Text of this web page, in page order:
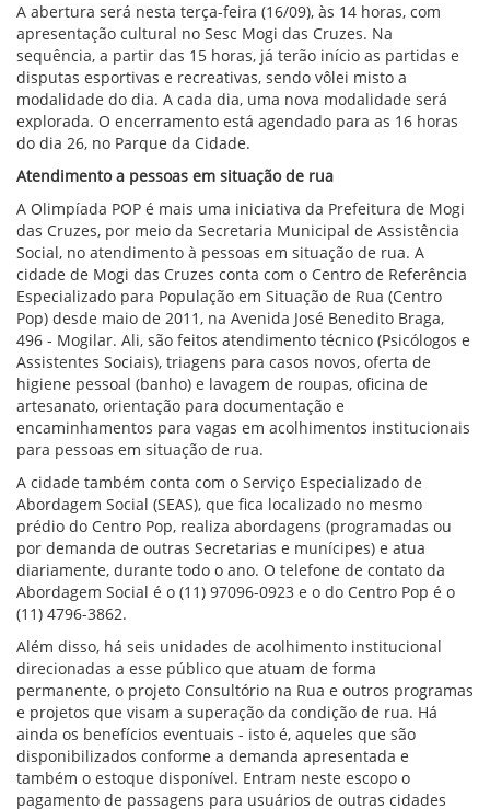
A abertura será nesta terça-feira (16/09), às 14 horas, com
apresentação cultural no Sesc Mogi das Cruzes. Na
sequência, a partir das 15 horas, já terão início as partidas e
disputas esportivas e recreativas, sendo vôlei misto a
modalidade do dia. A cada dia, uma nova modalidade será
explorada. O encerramento está agendado para as 16 horas
do dia 26, no Parque da Cidade.
Atendimento a pessoas em situação de rua
A Olimpíada POP é mais uma iniciativa da Prefeitura de Mogi
das Cruzes, por meio da Secretaria Municipal de Assistência
Social, no atendimento à pessoas em situação de rua. A
cidade de Mogi das Cruzes conta com o Centro de Referência
Especializado para População em Situação de Rua (Centro
Pop) desde maio de 2011, na Avenida José Benedito Braga,
496 - Mogilar. Ali, são feitos atendimento técnico (Psicólogos e
Assistentes Sociais), triagens para casos novos, oferta de
higiene pessoal (banho) e lavagem de roupas, oficina de
artesanato, orientação para documentação e
encaminhamentos para vagas em acolhimentos institucionais
para pessoas em situação de rua.
A cidade também conta com o Serviço Especializado de
Abordagem Social (SEAS), que fica localizado no mesmo
prédio do Centro Pop, realiza abordagens (programadas ou
por demanda de outras Secretarias e munícipes) e atua
diariamente, durante todo o ano. O telefone de contato da
Abordagem Social é o (11) 97096-0923 e o do Centro Pop é o
(11) 4796-3862.
Além disso, há seis unidades de acolhimento institucional
direcionadas a esse público que atuam de forma
permanente, o projeto Consultório na Rua e outros programas
e projetos que visam a superação da condição de rua. Há
ainda os benefícios eventuais - isto é, aqueles que são
disponibilizados conforme a demanda apresentada e
também o estoque disponível. Entram neste escopo o
pagamento de passagens para usuários de outras cidades